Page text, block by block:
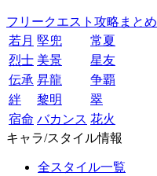
フリークエスト攻略まとめ
若月 堅兜
常夏
烈士 美景
星友
伝承 昇龍
争覇
絆
黎明
翠
宿命 バカンス 花火
キャラ/スタイル情報
全スタイル一覧